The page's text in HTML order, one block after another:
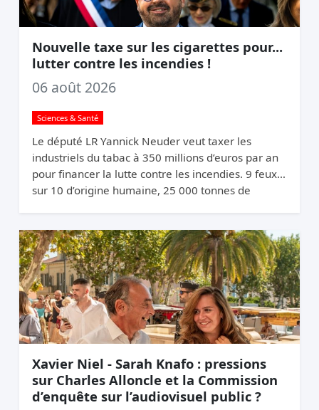
Nouvelle taxe sur les cigarettes pour...
lutter contre les incendies !
06 août 2026
Sciences & Santé
Le député LR Yannick Neuder veut taxer les
industriels du tabac à 350 millions d’euros par an
pour financer la lutte contre les incendies. 9 feux
sur 10 d’origine humaine, 25 000 tonnes de
Xavier Niel - Sarah Knafo : pressions
sur Charles Alloncle et la Commission
d’enquête sur l’audiovisuel public ?